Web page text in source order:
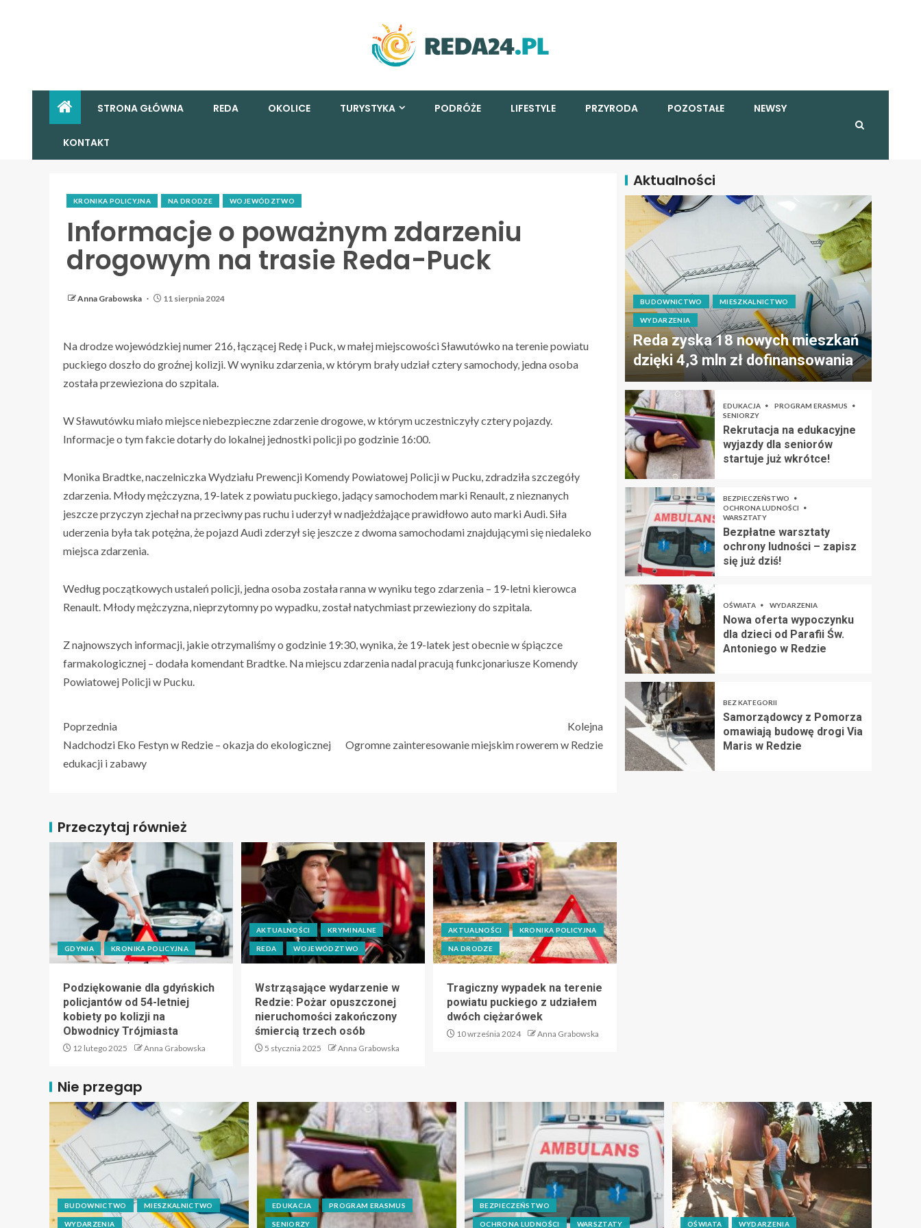
STRONA GŁÓWNA REDA OKOLICE TURYSTYKA PODRÓŻE LIFESTYLE PRZYRODA POZOSTAŁE NEWSY
KONTAKT
KRONIKA POLICYJNA NA DRODZE WOJEWÓDZTWO
Informacje o poważnym zdarzeniu
drogowym na trasie Reda-Puck
Anna Grabowska 11 sierpnia 2024
Na drodze wojewódzkiej numer 216, łączącej Redę i Puck, w małej miejscowości Sławutówko na terenie powiatu
puckiego doszło do groźnej kolizji. W wyniku zdarzenia, w którym brały udział cztery samochody, jedna osoba
została przewieziona do szpitala.
W Sławutówku miało miejsce niebezpieczne zdarzenie drogowe, w którym uczestniczyły cztery pojazdy.
Informacje o tym fakcie dotarły do lokalnej jednostki policji po godzinie 16:00.
Monika Bradtke, naczelniczka Wydziału Prewencji Komendy Powiatowej Policji w Pucku, zdradziła szczegóły
zdarzenia. Młody mężczyzna, 19-latek z powiatu puckiego, jadący samochodem marki Renault, z nieznanych
jeszcze przyczyn zjechał na przeciwny pas ruchu i uderzył w nadjeżdżające prawidłowo auto marki Audi. Siła
uderzenia była tak potężna, że pojazd Audi zderzył się jeszcze z dwoma samochodami znajdującymi się niedaleko
miejsca zdarzenia.
Według początkowych ustaleń policji, jedna osoba została ranna w wyniku tego zdarzenia – 19-letni kierowca
Renault. Młody mężczyzna, nieprzytomny po wypadku, został natychmiast przewieziony do szpitala.
Z najnowszych informacji, jakie otrzymaliśmy o godzinie 19:30, wynika, że 19-latek jest obecnie w śpiączce
farmakologicznej – dodała komendant Bradtke. Na miejscu zdarzenia nadal pracują funkcjonariusze Komendy
Powiatowej Policji w Pucku.
Poprzednia
Nadchodzi Eko Festyn w Redzie – okazja do ekologicznej
edukacji i zabawy
Kolejna
Ogromne zainteresowanie miejskim rowerem w Redzie
Przeczytaj również
GDYNIA KRONIKA POLICYJNA
Podziękowanie dla gdyńskich
policjantów od 54-letniej
kobiety po kolizji na
Obwodnicy Trójmiasta
12 lutego 2025 Anna Grabowska
AKTUALNOŚCI KRYMINALNE
REDA WOJEWÓDZTWO
Wstrząsające wydarzenie w
Redzie: Pożar opuszczonej
nieruchomości zakończony
śmiercią trzech osób
5 stycznia 2025 Anna Grabowska
AKTUALNOŚCI KRONIKA POLICYJNA
NA DRODZE
Tragiczny wypadek na terenie
powiatu puckiego z udziałem
dwóch ciężarówek
10 września 2024 Anna Grabowska
Aktualności
BUDOWNICTWO MIESZKALNICTWO
WYDARZENIA
Reda zyska 18 nowych mieszkań
dzięki 4,3 mln zł dofinansowania
EDUKACJA
PROGRAM ERASMUS
SENIORZY
Rekrutacja na edukacyjne
wyjazdy dla seniorów
startuje już wkrótce!
BEZPIECZEŃSTWO
OCHRONA LUDNOŚCI
WARSZTATY
Bezpłatne warsztaty
ochrony ludności – zapisz
się już dziś!
OŚWIATA WYDARZENIA
Nowa oferta wypoczynku
dla dzieci od Parafii Św.
Antoniego w Redzie
BEZ KATEGORII
Samorządowcy z Pomorza
omawiają budowę drogi Via
Maris w Redzie
Nie przegap
BUDOWNICTWO MIESZKALNICTWO
WYDARZENIA
EDUKACJA PROGRAM ERASMUS
SENIORZY
BEZPIECZEŃSTWO
OCHRONA LUDNOŚCI WARSZTATY OŚWIATA WYDARZENIA